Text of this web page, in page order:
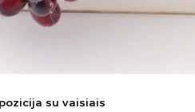
su vaisiais